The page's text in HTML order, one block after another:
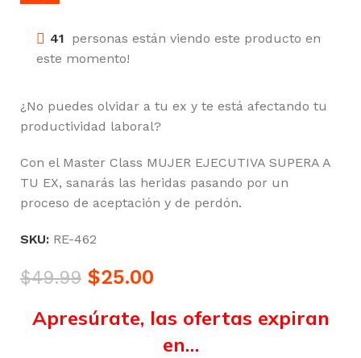
41 personas están viendo este producto en
este momento!
¿No puedes olvidar a tu ex y te está afectando tu
productividad laboral?
Con el Master Class MUJER EJECUTIVA SUPERA A
TU EX, sanarás las heridas pasando por un
proceso de aceptación y de perdón.
SKU: RE-462
$49.99 $25.00
Apresúrate, las ofertas expiran
en…